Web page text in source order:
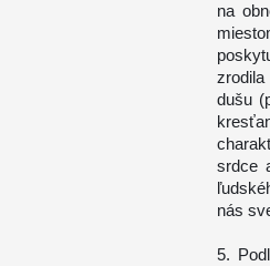
na
dušu
srdce
nás
5.